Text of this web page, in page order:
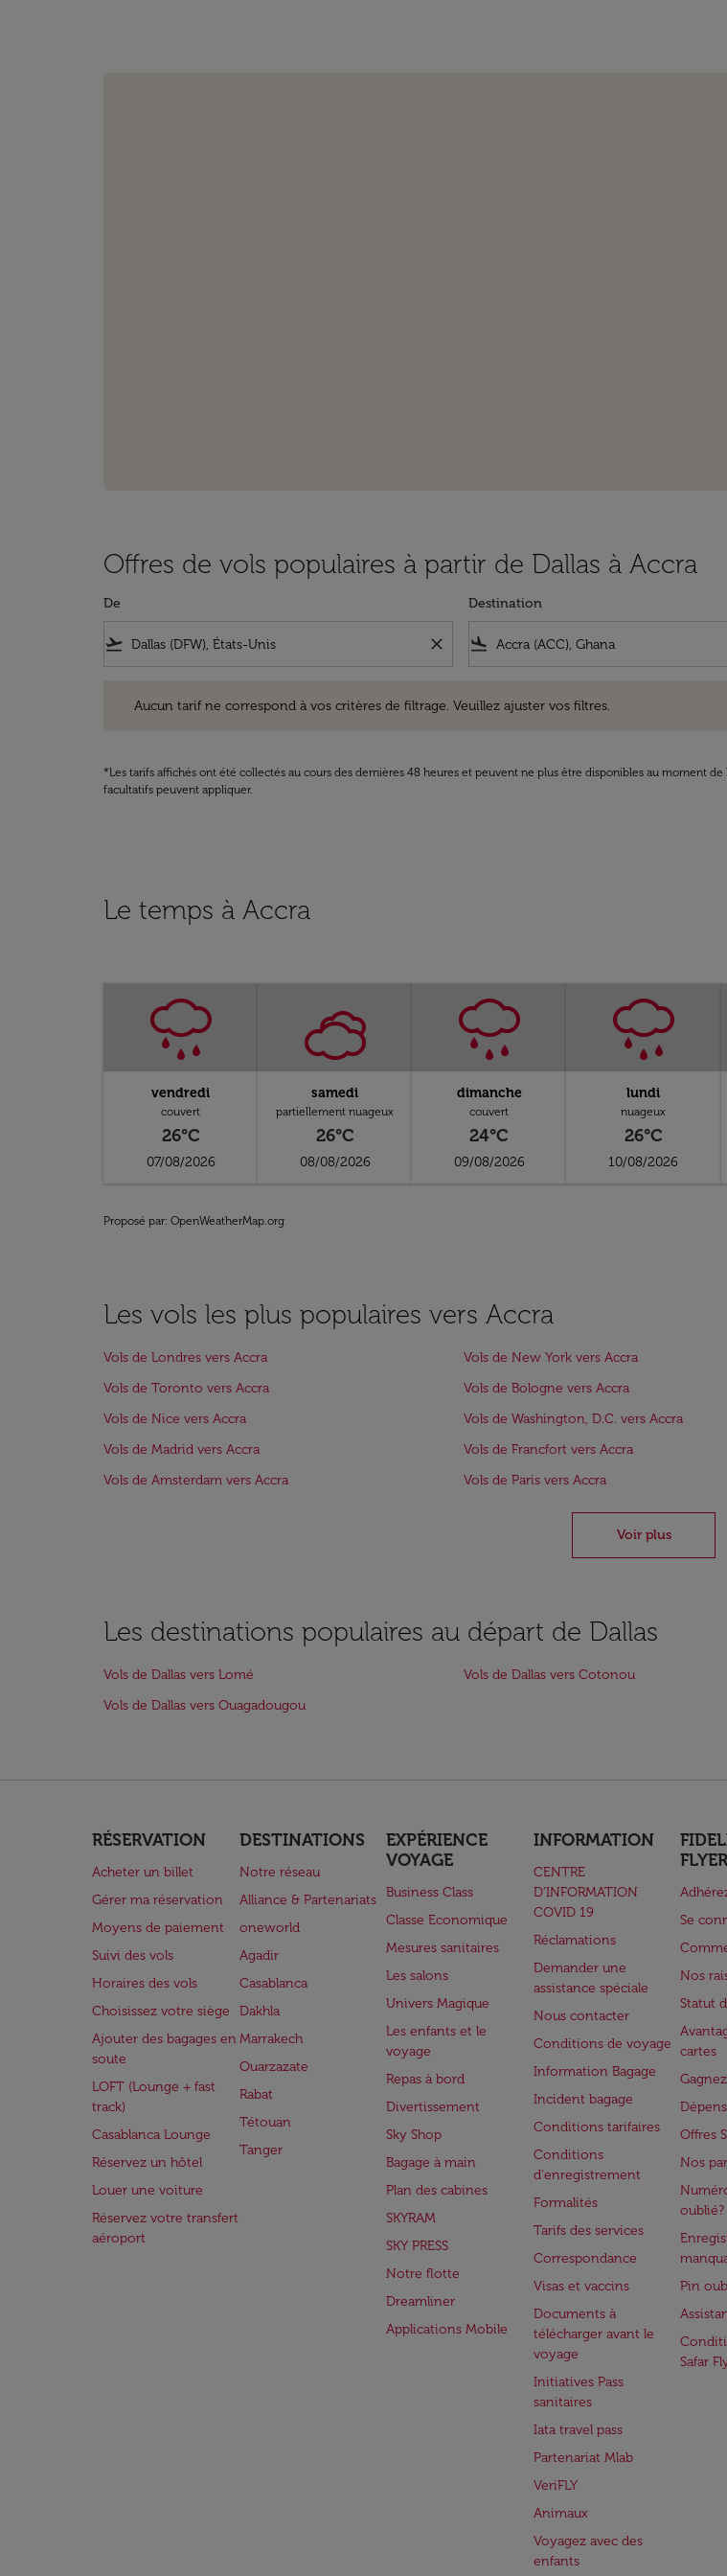
Offres de vols populaires à partir de Dallas à Accra
De
flight_takeoff close
Destination
flight_land
Aucun tarif ne correspond à vos critères de filtrage. Veuillez ajuster vos filtres.
*Les tarifs affichés ont été collectés au cours des dernières 48 heures et peuvent ne plus être disponibles au moment
facultatifs peuvent appliquer.
Le temps à Accra
vendredi
couvert
26°C
07/08/2026
samedi
partiellement nuageux
26°C
08/08/2026
dimanche
couvert
24°C
09/08/2026
lundi
nuageux
26°C
10/08/2026
Proposé par: OpenWeatherMap.org
Les vols les plus populaires vers Accra
Vols de Londres vers Accra Vols de New York vers Accra
Vols de Toronto vers Accra
Vols de Bologne vers Accra
Vols de Nice vers Accra
Vols de Washington, D.C. vers Accra
Vols de Madrid vers Accra
Vols de Francfort vers Accra
Vols de Amsterdam vers Accra
Vols de Paris vers Accra
Voir plus
Les destinations populaires au départ de Dallas
Vols de Dallas vers Lomé Vols de Dallas vers Cotonou
Vols de Dallas vers Ouagadougou
RÉSERVATION
Acheter un billet
Gérer ma réservation
Moyens de paiement
Suivi des vols
Horaires des vols
Choisissez votre siège
Ajouter des bagages en
soute
LOFT (Lounge + fast
track)
Casablanca Lounge
Réservez un hôtel
Louer une voiture
Réservez votre transfert
aéroport
DESTINATIONS
Notre réseau
Alliance & Partenariats
oneworld
Agadir
Casablanca
Dakhla
Marrakech
Ouarzazate
Rabat
Tétouan
Tanger
EXPÉRIENCE
VOYAGE
Business Class
Classe Economique
Mesures sanitaires
Les salons
Univers Magique
Les enfants et le
voyage
Repas à bord
Divertissement
Sky Shop
Bagage à main
Plan des cabines
SKYRAM
SKY PRESS
Notre flotte
Dreamliner
Applications Mobile
INFORMATION
CENTRE
D’INFORMATION
COVID 19
Réclamations
Demander une
assistance spéciale
Nous contacter
Conditions de voyage
Information Bagage
Incident bagage
Conditions tarifaires
Conditions
d'enregistrement
Formalités
Tarifs des services
Correspondance
Visas et vaccins
Documents à
télécharger avant le
voyage
Initiatives Pass
sanitaires
Iata travel pass
Partenariat Mlab
VeriFLY
Animaux
Voyagez avec des
enfants
FLYER
Se
Nos
Statut
cartes
Offres
Nos
oublié?
Pin
Safar